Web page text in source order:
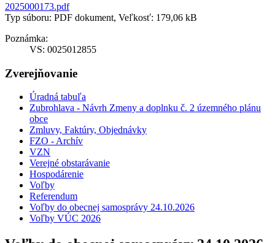
2025000173.pdf
Typ súboru: PDF dokument, Veľkosť: 179,06 kB
Poznámka:
VS: 0025012855
Zverejňovanie
Úradná tabuľa
Zubrohlava - Návrh Zmeny a doplnku č. 2 územného plánu
obce
Zmluvy, Faktúry, Objednávky
FZO - Archív
VZN
Verejné obstarávanie
Hospodárenie
Voľby
Referendum
Voľby do obecnej samosprávy 24.10.2026
Voľby VÚC 2026